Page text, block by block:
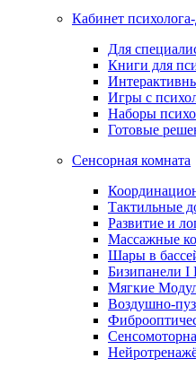
Кабинет
Для
Книги для
Игры с
Наборы
Готовые
Сенсорная комната
Тактильные
Развитие и
Массажные
Шары в
Бизипанели I
Мягкие
Воздушно-